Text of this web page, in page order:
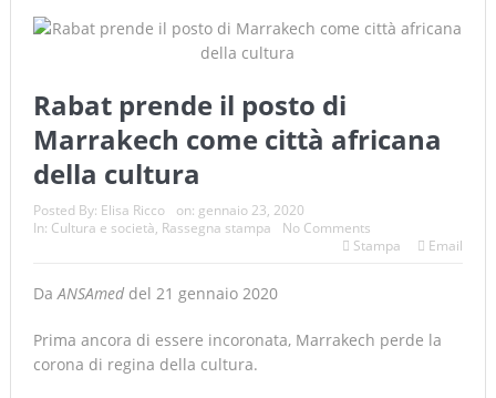
Rabat prende il posto di
Marrakech come città africana
della cultura
Posted By: Elisa Ricco on: gennaio 23, 2020
In: Cultura e società, Rassegna stampa
No Comments
Stampa
Email
Da ANSAmeddel 21 gennaio 2020
Prima ancora di essere incoronata, Marrakech perde la
corona di regina della cultura.